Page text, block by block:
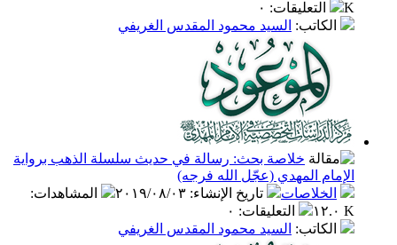
التعليقات:٠
السيد محمود المقدس الغريفي
خلاصة بحث: رسالة في حديث سلسلة الذهب برواية
المهدي (عجّل الله فرجه)
تاريخ الإنشاء :٢٠١٩/٠٨/٠٣ المشاهدات:
التعليقات:٠
السيد محمود المقدس الغريفي